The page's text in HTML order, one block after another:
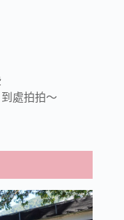
處拍拍～